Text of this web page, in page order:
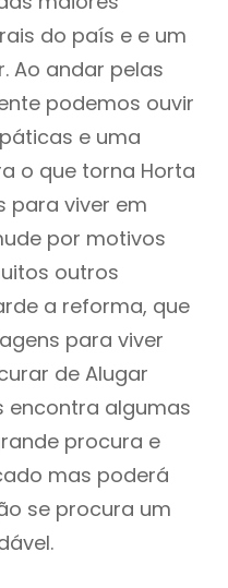
do país e e um
Ao andar pelas
podemos ouvir
e uma
o que torna Horta
para viver em
por motivos
outros
a reforma, que
para viver
de Alugar
encontra algumas
procura e
mas poderá
se procura um